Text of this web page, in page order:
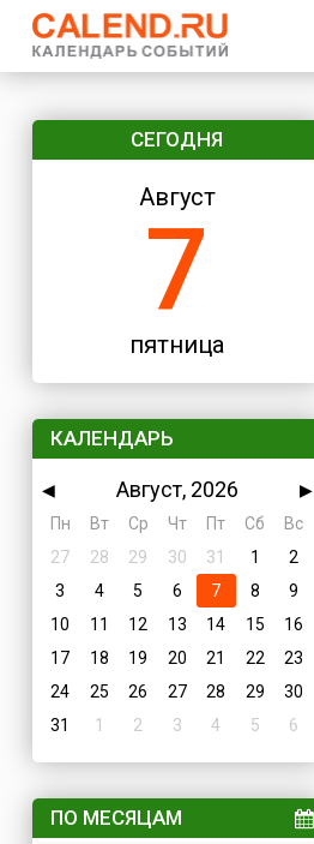
СЕГОДНЯ
Август
7
пятница
КАЛЕНДАРЬ
◀ Август, 2026
▶
Пн
Вт Ср Чт Пт Сб
Вс
27
28 29 30 31 1
2
3
4 5 6 7 8
9
10
11 12 13 14 15
16
17
18 19 20 21 22
23
24
25 26 27 28 29
30
31
1 2 3 4 5 6
ПО МЕСЯЦАМ